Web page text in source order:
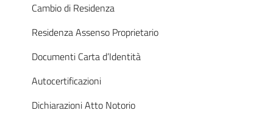
Cambio di Residenza
Residenza Assenso Proprietario
Documenti Carta d’Identità
Autocertificazioni
Dichiarazioni Atto Notorio